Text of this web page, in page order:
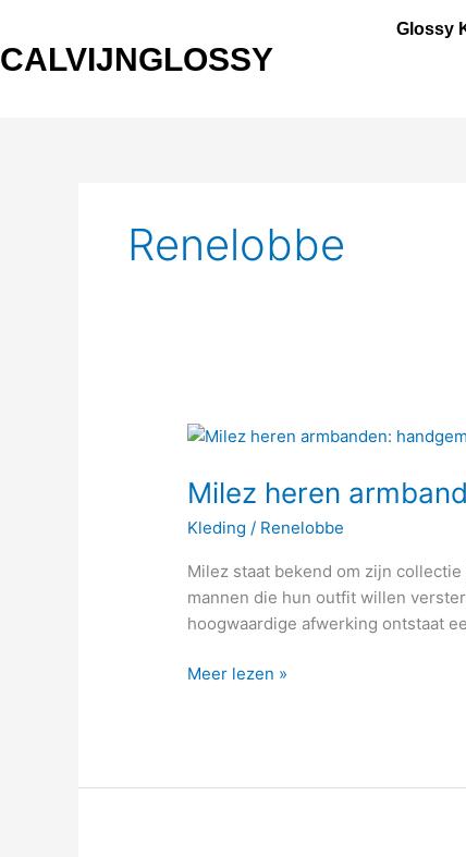
de
CALVIJNGLOSSY
Glossy
Renelobbe
Milez heren
Kleding / Renelobbe
Milez staat bekend om zijn
mannen die hun outfit willen
hoogwaardige afwerking ontstaat
Milez
armbanden:
stijl
met
karakter
Meer lezen »